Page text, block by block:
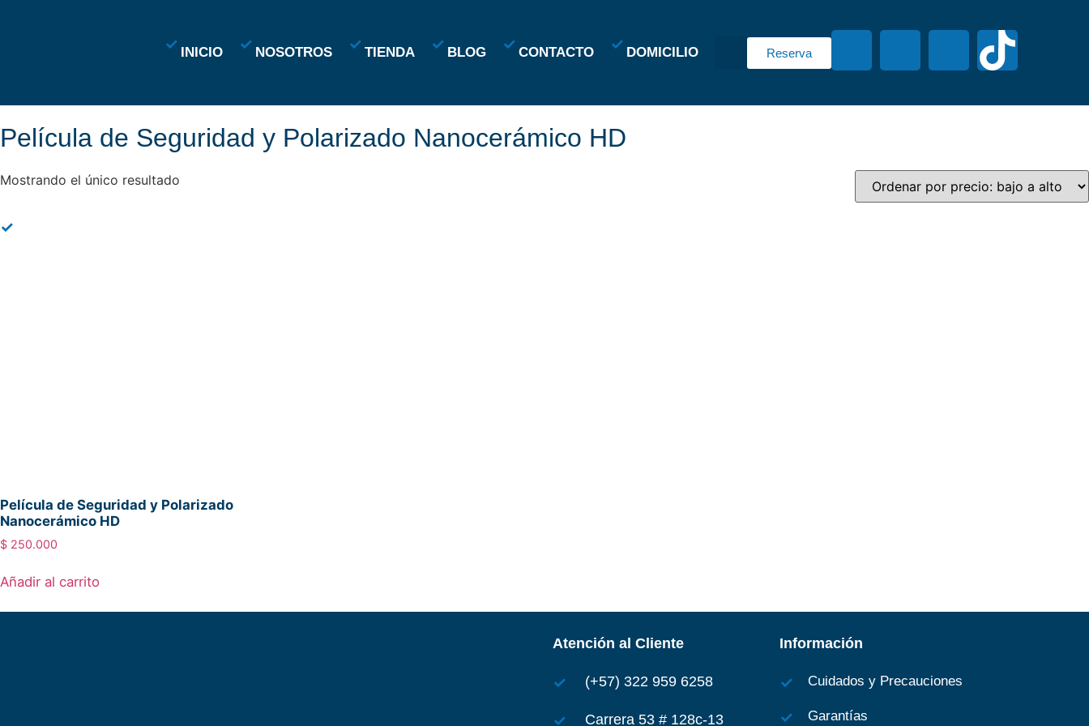
INICIO NOSOTROS TIENDA BLOG CONTACTO DOMICILIO​ Reserva
Película de Seguridad y Polarizado Nanocerámico HD
Mostrando el único resultado
Película de Seguridad y Polarizado
Nanocerámico HD
$ 250.000
Añadir al carrito
Atención al Cliente
(+57) 322 959 6258
Carrera 53 # 128c-13
Información
Cuidados y Precauciones
Garantías